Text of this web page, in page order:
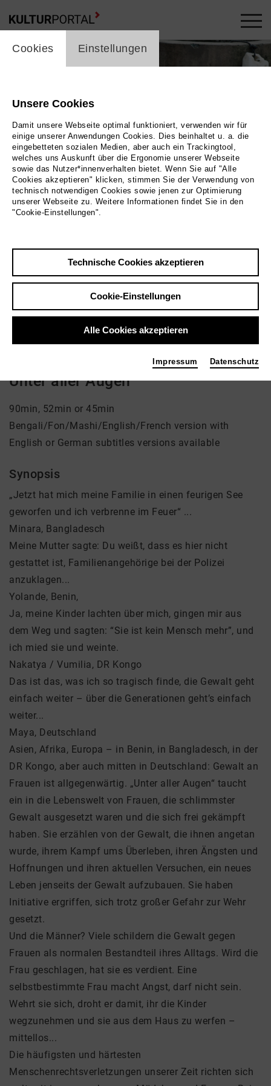
Foto 2017 Bildersturm
Zurück|Übersicht
Film Info
Deutschland 2017 | 90 min.
Regie: Claudia Schmid
kein Angebot eingestellt
Unter aller Augen
90min, 52min or 45min
Bengali/Fon/Mashi/English/French version with
English or German subtitles versions available
Synopsis
„Jetzt hat mich meine Familie in einen feurigen See
geworfen und ich verbrenne im Feuer“ ...
Minara, Bangladesch
Meine Mutter sagte: Du weißt, dass es hier nicht
gestattet ist, Familienangehörige bei der Polizei
anzuklagen...
Yolande, Benin,
Ja, meine Kinder lachten über mich, gingen mir aus
dem Weg und sagten: “Sie ist kein Mensch mehr”, und
ich mied sie und weinte.
Nakatya / Vumilia, DR Kongo
Das ist das, was ich so tragisch finde, die Gewalt geht
einfach weiter – über die Generationen geht’s einfach
weiter...
Maya, Deutschland
Asien, Afrika, Europa – in Benin, in Bangladesch, in der
DR Kongo, aber auch mitten in Deutschland: Gewalt an
Frauen ist allgegenwärtig. „Unter aller Augen“ taucht
ein in die Lebenswelt von Frauen, die schlimmster
Gewalt ausgesetzt waren und die sich frei gekämpft
haben. Sie erzählen von der Gewalt, die ihnen angetan
wurde, ihrem Kampf ums Überleben, ihren Ängsten und
Hoffnungen und ihren aktuellen Versuchen, ein neues
Leben jenseits der Gewalt aufzubauen. Sie haben
Initiative ergriffen, sich trotz großer Gefahr zur Wehr
gesetzt.
Und die Männer? Viele schildern die Gewalt gegen
Frauen als normalen Bestandteil ihres Alltags. Wird die
Frau geschlagen, hat sie es verdient. Eine
selbstbestimmte Frau macht Angst, darf nicht sein.
Wehrt sie sich, droht er damit, ihr die Kinder
wegzunehmen und sie aus dem Haus zu werfen –
mittellos...
Die häufigsten und härtesten
Menschenrechtsverletzungen unserer Zeit richten sich
cookie_layer
Cookies Einstellungen
Unsere Cookies
Damit unsere Webseite optimal funktioniert, verwenden wir für
einige unserer Anwendungen Cookies. Dies beinhaltet u. a. die
eingebetteten sozialen Medien, aber auch ein Trackingtool,
welches uns Auskunft über die Ergonomie unserer Webseite
sowie das Nutzer*innenverhalten bietet. Wenn Sie auf "Alle
Cookies akzeptieren" klicken, stimmen Sie der Verwendung von
technisch notwendigen Cookies sowie jenen zur Optimierung
unserer Webseite zu. Weitere Informationen findet Sie in den
"Cookie-Einstellungen".
Technische Cookies akzeptieren
Cookie-Einstellungen
Alle Cookies akzeptieren
Impressum Datenschutz